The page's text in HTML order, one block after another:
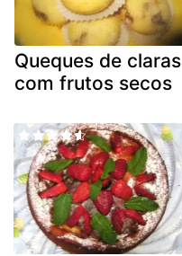
Queques de claras
com frutos secos